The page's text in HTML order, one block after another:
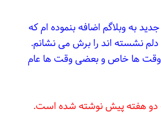
به وبلاگم اضافه بنموده ام که
دلم نشسته اند را برش می نشانم.
ها خاص و بعضی وقت ها عام
دو هفته پیش نوشته شده است.